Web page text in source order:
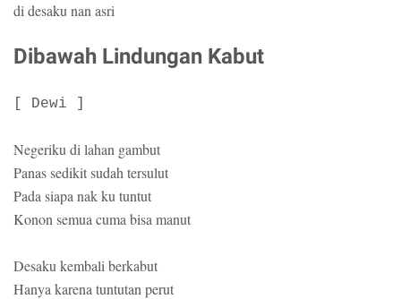
di desaku nan asri
Dibawah Lindungan Kabut
[ Dewi ]
Negeriku di lahan gambut
Panas sedikit sudah tersulut
Pada siapa nak ku tuntut
Konon semua cuma bisa manut
Desaku kembali berkabut
Hanya karena tuntutan perut